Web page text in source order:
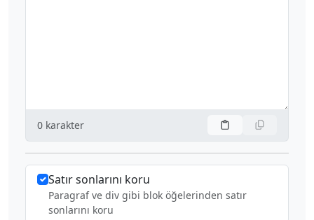
0 karakter
Satır sonlarını koru
Paragraf ve div gibi blok öğelerinden satır
sonlarını koru